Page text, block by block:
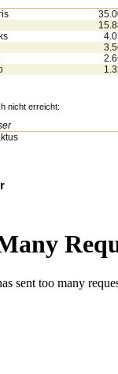
nicht erreicht: